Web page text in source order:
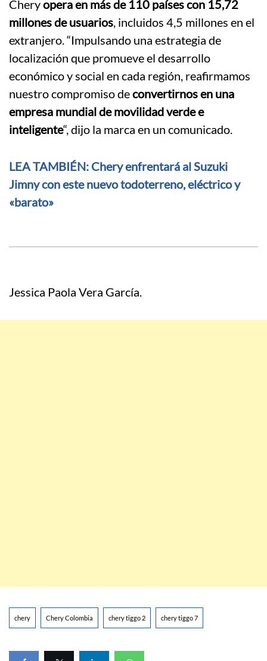
Cheryopera en más de 110 países con 15,72
millones de usuarios , incluidos 4,5 millones en el
extranjero. “Impulsando una estrategia de
localización que promueve el desarrollo
económico y social en cada región, reafirmamos
nuestro compromiso deconvertirnos en una
empresa mundial de movilidad verde e
inteligente“, dijo la marca en un comunicado.
LEA TAMBIÉN: Chery enfrentará al Suzuki
Jimny con este nuevo todoterreno, eléctrico y
«barato»
Jessica Paola Vera García.
chery Chery Colombia chery tiggo 2 chery tiggo 7